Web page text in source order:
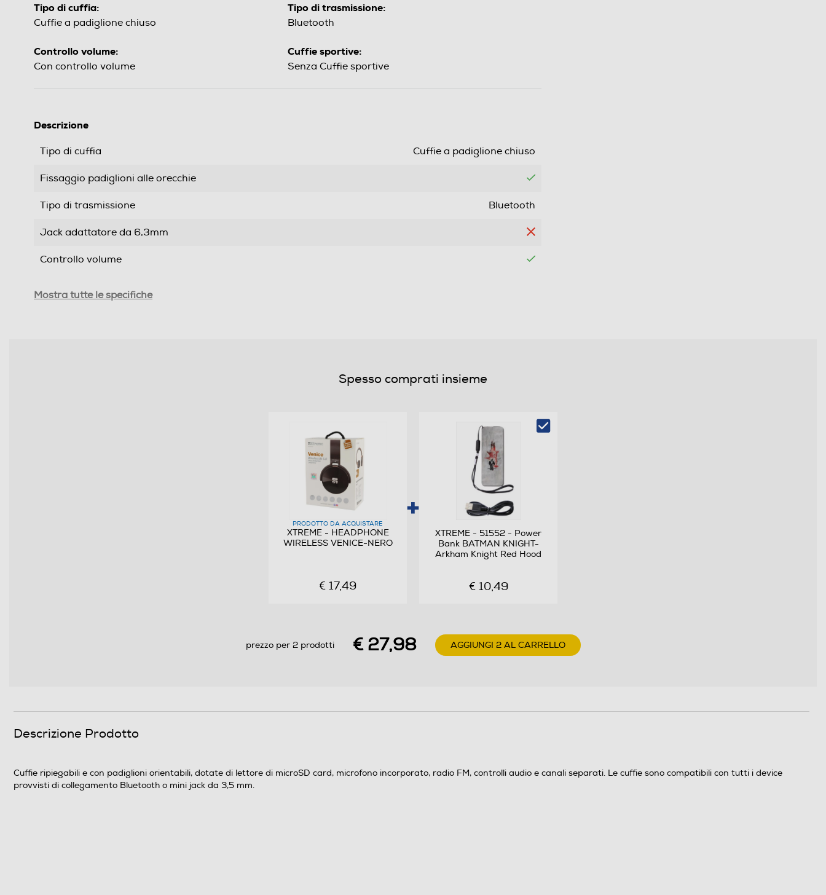
Tipo di cuffia:
Cuffie a padiglione chiuso
Tipo di trasmissione:
Bluetooth
Controllo volume:
Con controllo volume
Cuffie sportive:
Senza Cuffie sportive
Descrizione
Tipo di cuffia Cuffie a padiglione chiuso
Fissaggio padiglioni alle orecchie
Tipo di trasmissione Bluetooth
Jack adattatore da 6,3mm
Controllo volume
di lettore di microSD card, microfono incorporato,
radio FM, controlli audio e canali separati. Le cuffie
sono compatibili con tutti i device provvisti di
collegamento Bluetooth o mini jack da 3,5 mm.
1,5
Mostra tutte le specifiche
Spesso comprati insieme
PRODOTTO DA ACQUISTARE
XTREME - HEADPHONE
WIRELESS VENICE-NERO
€ 17,49
XTREME - 51552 - Power
Bank BATMAN KNIGHT-
Arkham Knight Red Hood
€ 10,49
prezzo per 2 prodotti € 27,98 AGGIUNGI 2 AL CARRELLO
Descrizione Prodotto
Cuffie ripiegabili e con padiglioni orientabili, dotate di lettore di microSD card, microfono incorporato, radio FM, controlli audio e canali separati. Le cuffie sono compatibili con tutti i device
provvisti di collegamento Bluetooth o mini jack da 3,5 mm.